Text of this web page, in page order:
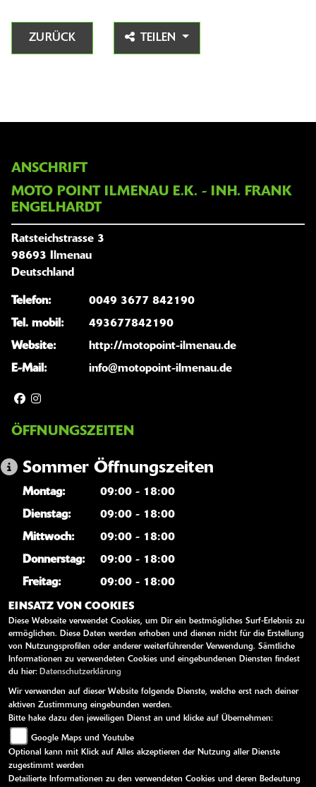
ZURÜCK TEILEN
ANSCHRIFT
MOTO POINT ILMENAU E.K. - INH. FRANK
ENGELHARDT
Ratsteichstrasse 3
98693 Ilmenau
Deutschland
Telefon:
0049 3677 842190
Tel. mobil:
493677842190
Website:
http://motopoint-ilmenau.de
E-Mail:
info@motopoint-ilmenau.de
ÖFFNUNGSZEITEN
Sommer Öffnungszeiten
Montag:
09:00 - 18:00
Dienstag:
09:00 - 18:00
Mittwoch:
09:00 - 18:00
Donnerstag:
09:00 - 18:00
Freitag:
09:00 - 18:00
Samstag:
09:30 - 12:30
Sonntag:
geschlossen
WEITERE LINKS
Kawasaki News
Kawasaki Handbücher
Kawasaki Bekleidung
Kawasaki Merchandise
EINSATZ VON COOKIES
Diese Webseite verwendet Cookies, um Dir ein bestmögliches Surf-Erlebnis zu
ermöglichen. Diese Daten werden erhoben und dienen nicht für die Erstellung
von Nutzungsprofilen oder anderer weiterführender Verwendung. Sämtliche
Informationen zu verwendeten Cookies und eingebundenen Diensten findest
du hier: Datenschutzerklärung
Wir verwenden auf dieser Website folgende Dienste, welche erst nach deiner
aktiven Zustimmung eingebunden werden.
Bitte hake dazu den jeweiligen Dienst an und klicke auf Übernehmen:
Google Maps und Youtube
Optional kann mit Klick auf Alles akzeptieren der Nutzung aller Dienste
zugestimmt werden
Detailierte Informationen zu den verwendeten Cookies und deren Bedeutung